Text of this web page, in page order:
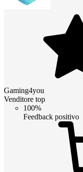
Gaming4you
Venditore top
100%
Feedback positivo